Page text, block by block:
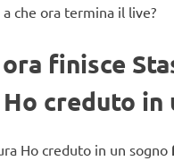
a che ora termina il live?
finisce
creduto in
Ho creduto in un sogno